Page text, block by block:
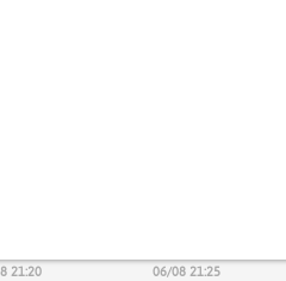
21:20 06/08 21:25